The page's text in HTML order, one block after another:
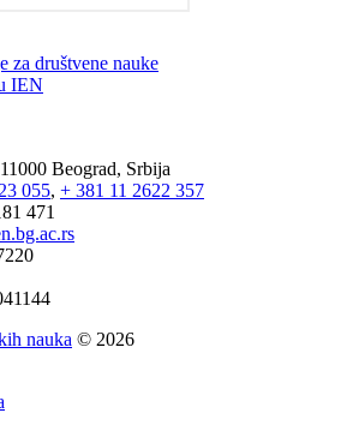
za društvene nauke
IEN
Beograd, Srbija
055, + 381 11 2622 357
471
nauka © 2026